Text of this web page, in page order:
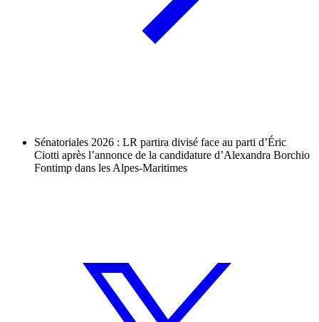
Sénatoriales 2026 : LR partira divisé face au parti d’Éric
Ciotti après l’annonce de la candidature d’Alexandra Borchio
Fontimp dans les Alpes-Maritimes